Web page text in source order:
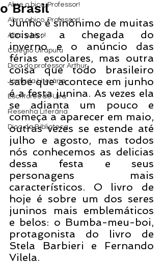
Abre o bico, Professor!
Abra o bico, Professor!
Abra o bico!
Colégio Uirapuru
Dica do professor Arthur
Jornada Literária
Escritores do Uira
Resenha Literária
Dica da Biblioteca
o Brasil
Junho é sinônimo de muitas
coisas: a chegada do
inverno e o anúncio das
férias escolares, mas outra
coisa que todo brasileiro
sabe que acontece em junho
é a festa junina. As vezes ela
se adianta um pouco e
começa a aparecer em maio,
outras vezes se estende até
julho e agosto, mas todos
nós conhecemos as delicias
dessa festa e seus
personagens mais
característicos. O livro de
hoje é sobre um dos seres
juninos mais emblemáticos
e belos: o Bumba-meu-boi,
protagonista do livro de
Stela Barbieri e Fernando
Vilela.